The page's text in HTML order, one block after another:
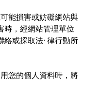
能損害或妨礙網站與
時，經網站管理單位
或採取法· 律行動所
您的個人資料時，將